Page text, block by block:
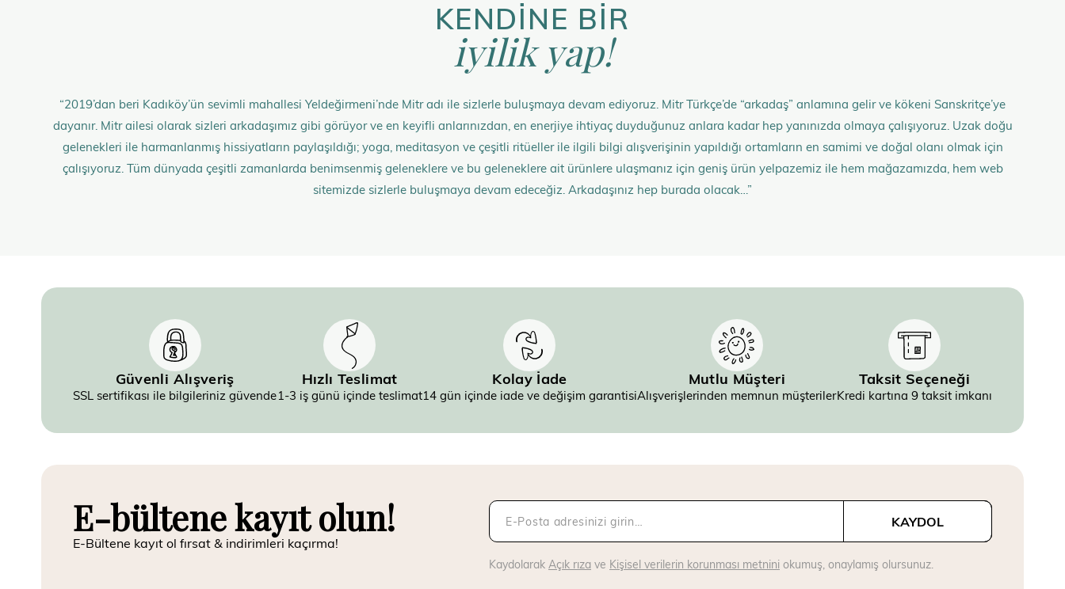
KENDİNE BİR
iyilik yap!
“2019’dan beri Kadıköy’ün sevimli mahallesi Yeldeğirmeni’nde Mitr adı ile sizlerle buluşmaya devam ediyoruz. Mitr Türkçe’de “arkadaş” anlamına gelir ve kökeni Sanskritçe’ye
dayanır. Mitr ailesi olarak sizleri arkadaşımız gibi görüyor ve en keyifli anlarınızdan, en enerjiye ihtiyaç duyduğunuz anlara kadar hep yanınızda olmaya çalışıyoruz. Uzak doğu
gelenekleri ile harmanlanmış hissiyatların paylaşıldığı; yoga, meditasyon ve çeşitli ritüeller ile ilgili bilgi alışverişinin yapıldığı ortamların en samimi ve doğal olanı olmak için
çalışıyoruz. Tüm dünyada çeşitli zamanlarda benimsenmiş geleneklere ve bu geleneklere ait ürünlere ulaşmanız için geniş ürün yelpazemiz ile hem mağazamızda, hem web
sitemizde sizlerle buluşmaya devam edeceğiz. Arkadaşınız hep burada olacak…”
Güvenli Alışveriş
SSL sertifikası ile bilgileriniz güvende
Hızlı Teslimat
1-3 iş günü içinde teslimat
Kolay İade
14 gün içinde iade ve değişim garantisi
Mutlu Müşteri
Alışverişlerinden memnun müşteriler
Taksit Seçeneği
Kredi kartına 9 taksit imkanı
E-bültene kayıt olun!
E-Bültene kayıt ol fırsat & indirimleri kaçırma!
KAYDOL
Kaydolarak Açık rıza ve Kişisel verilerin korunması metnini okumuş, onaylamış olursunuz.